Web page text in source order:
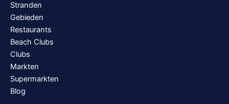
Stranden
Gebieden
Restaurants
Beach Clubs
Clubs
Markten
Supermarkten
Blog